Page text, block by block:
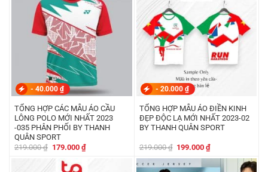
- 40.000 ₫
TỔNG HỢP CÁC MẪU ÁO CẦU
LÔNG POLO MỚI NHẤT 2023
-035 PHÂN PHỐI BY THANH
QUÂN SPORT
219.000₫ Giá
là:
219.000 ₫.
179.000 ₫Giá
hiện
- 20.000 ₫
TỔNG HỢP MẪU ÁO ĐIỀN KINH
ĐẸP ĐỘC LẠ MỚI NHẤT 2023-02
BY THANH QUÂN SPORT
219.000₫ Giá
là:
219.000 ₫.
199.000₫Giá
tại
là: